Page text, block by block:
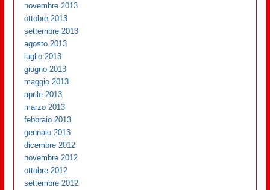
novembre 2013
ottobre 2013
settembre 2013
agosto 2013
luglio 2013
giugno 2013
maggio 2013
aprile 2013
marzo 2013
febbraio 2013
gennaio 2013
dicembre 2012
novembre 2012
ottobre 2012
settembre 2012